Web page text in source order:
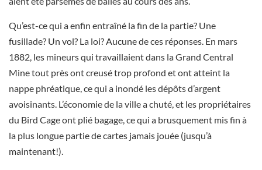
Qu’est-ce qui a enfin entraîné la fin de la partie? Une
fusillade? Un vol? La loi? Aucune de ces réponses. En mars
1882, les mineurs qui travaillaient dans la Grand Central
Mine tout près ont creusé trop profond et ont atteint la
nappe phréatique, ce qui a inondé les dépôts d’argent
avoisinants. L’économie de la ville a chuté, et les propriétaires
du Bird Cage ont plié bagage, ce qui a brusquement mis fin à
la plus longue partie de cartes jamais jouée (jusqu’à
maintenant!).